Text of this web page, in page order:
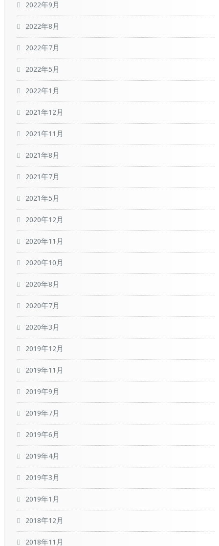
2022年9月
2022年8月
2022年7月
2022年5月
2022年1月
2021年12月
2021年11月
2021年8月
2021年7月
2021年5月
2020年12月
2020年11月
2020年10月
2020年8月
2020年7月
2020年3月
2019年12月
2019年11月
2019年9月
2019年7月
2019年6月
2019年4月
2019年3月
2019年1月
2018年12月
2018年11月